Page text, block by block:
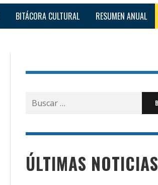
BITÁCORA CULTURAL RESUMEN ANUAL
Buscar
por:
ÚLTIMAS NOTICIAS